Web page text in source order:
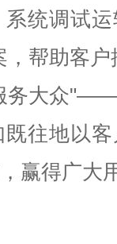
统调试
帮助客
务大众
往地以
赢得广大